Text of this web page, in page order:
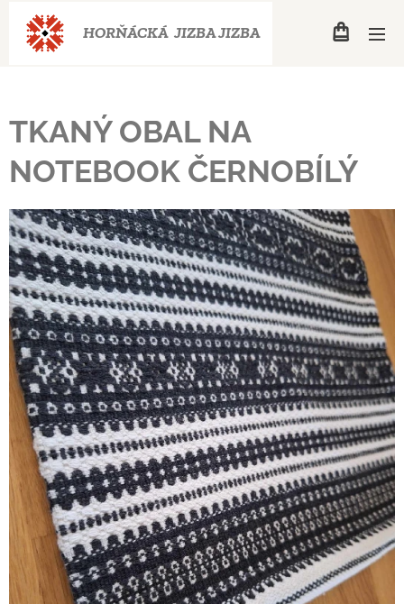
HORŇÁCKÁ JIZBAJIZBA
TKANÝ OBAL NA
NOTEBOOK ČERNOBÍLÝ